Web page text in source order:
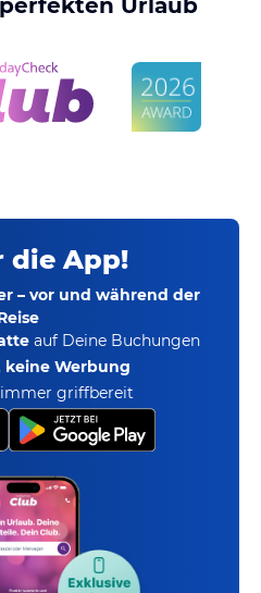
Urlaub
die App!
– vor und während der
auf Deine Buchungen
keine Werbung
griffbereit